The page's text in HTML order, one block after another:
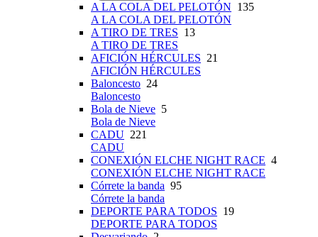
A LA COLA DEL PELOTÓN 135
A LA COLA DEL PELOTÓN
A TIRO DE TRES 13
A TIRO DE TRES
AFICIÓN HÉRCULES 21
AFICIÓN HÉRCULES
Baloncesto 24
Baloncesto
Bola de Nieve 5
Bola de Nieve
CADU 221
CADU
CONEXIÓN ELCHE NIGHT RACE 4
CONEXIÓN ELCHE NIGHT RACE
Córrete la banda 95
Córrete la banda
DEPORTE PARA TODOS 19
DEPORTE PARA TODOS